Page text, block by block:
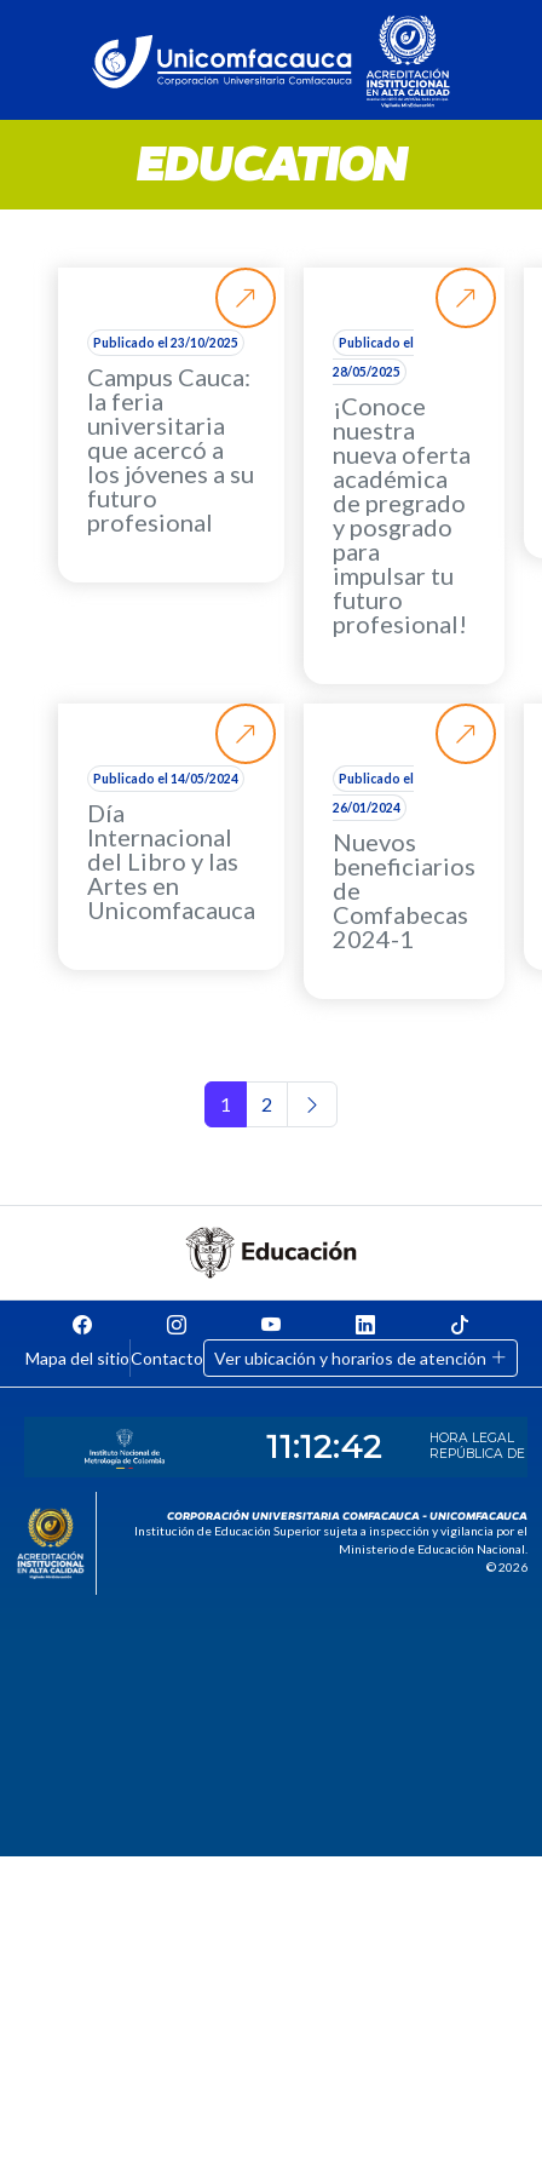
EDUCATION
Publicado el 23/10/2025
Campus Cauca:
la feria
universitaria
que acercó a
los jóvenes a su
futuro
profesional
Publicado el
28/05/2025
¡Conoce
nuestra
nueva oferta
académica
de pregrado
y posgrado
para
impulsar tu
futuro
profesional!
Publicado el 14/05/2024
Día
Internacional
del Libro y las
Artes en
Unicomfacauca
Publicado el
26/01/2024
Nuevos
beneficiarios
de
Comfabecas
2024-1
Navegación de entradas
1 2
Mapa del sitioContacto Ver ubicación y horarios de atención
CORPORACIÓN UNIVERSITARIA COMFACAUCA - UNICOMFACAUCA
Institución de Educación Superior sujeta a inspección y vigilancia por el
Ministerio de Educación Nacional.
© 2026